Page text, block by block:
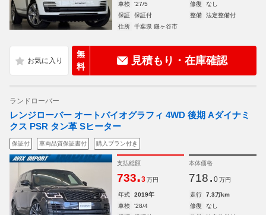
車検
'27/5 修復
なし
保証
保証付 整備
法定整備付
住所
千葉県 鎌ヶ谷市
無
料
見積もり・在庫確認
ランドローバー
レンジローバー オートバイオグラフィ 4WD 後期 Aダイナミ
クス PSR タン革 Sヒーター
保証付 車両品質保証書付 購入プラン付き
支払総額
733.3 万円
本体価格
718. 0 万円
年式 2019年 走行
7.3万km
車検
'28/4 修復
なし